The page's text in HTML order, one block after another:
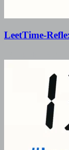
LeetTime-